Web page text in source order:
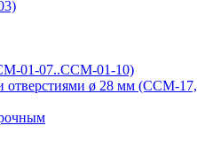
01-07..ССМ-01-10)
отверстиями ø 28 мм (ССМ-